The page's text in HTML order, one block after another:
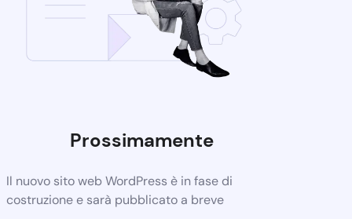
Prossimamente
Il nuovo sito web WordPress è in fase di
costruzione e sarà pubblicato a breve